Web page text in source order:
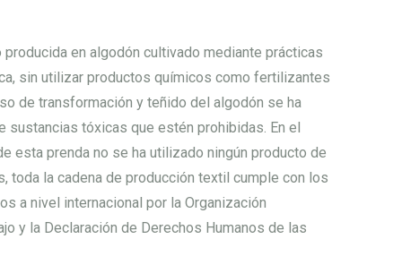
en algodón cultivado mediante prácticas
sin utilizar productos químicos como fertilizantes
de transformación y teñido del algodón se ha
sustancias tóxicas que estén prohibidas. En el
esta prenda no se ha utilizado ningún producto de
toda la cadena de producción textil cumple con los
a nivel internacional por la Organización
y la Declaración de Derechos Humanos de las